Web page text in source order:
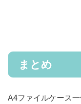
まとめ
A4ファイルケース